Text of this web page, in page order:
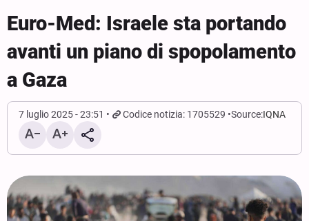
Euro-Med: Israele sta portando
avanti un piano di spopolamento
a Gaza
7 luglio 2025 - 23:51 Codice notizia: 1705529 Source:IQNA